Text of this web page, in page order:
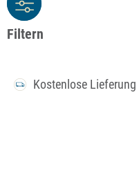
Filtern
Kostenlose Lieferung